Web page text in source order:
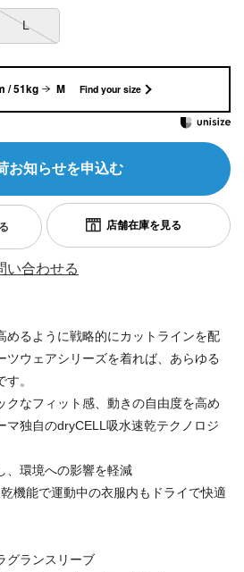
L
お知らせを申込む
い合わせる
めるように戦略的にカットラインを配
ツウェアシリーズを着れば、あらゆる
。
クなフィット感、動きの自由度を高め
マ独自のdryCELL吸水速乾テクノロジ
、環境への影響を軽減
機能で運動中の衣服内もドライで快適
グランスリーブ
/ 51kg M Find your size